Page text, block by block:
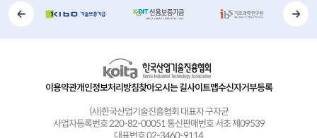
이용약관개인정보처리방침찾아오시는 길사이트맵수신자거부등록
(사)한국산업기술진흥협회 대표자 구자균
사업자등록번호 220-82-00051 통신판매번호 서초 제09539